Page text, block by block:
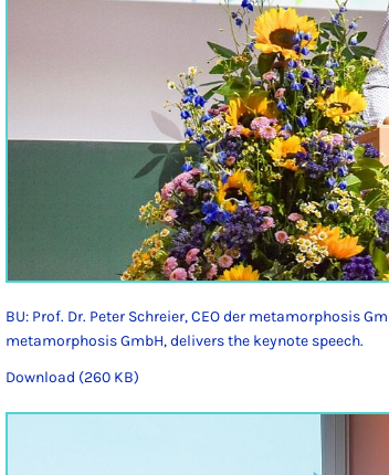
BU: Prof. Dr. Peter Schreier, CEO der metamorphosis
metamorphosis GmbH, delivers the keynote speech.
Download (260 KB)